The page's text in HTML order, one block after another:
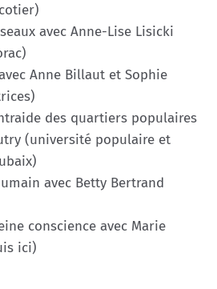
avec Anne-Lise Lisicki
Anne Billaut et Sophie
des quartiers populaires
(université populaire et
avec Betty Bertrand
conscience avec Marie
ici)